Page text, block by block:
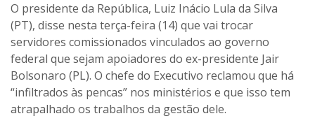
O presidente da República, Luiz Inácio Lula da Silva
(PT), disse nesta terça-feira (14) que vai trocar
servidores comissionados vinculados ao governo
federal que sejam apoiadores do ex-presidente Jair
Bolsonaro (PL). O chefe do Executivo reclamou que há
“infiltrados às pencas” nos ministérios e que isso tem
atrapalhado os trabalhos da gestão dele.